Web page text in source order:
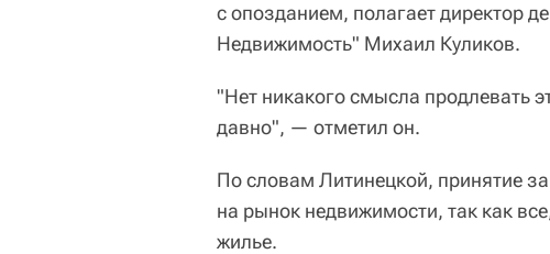
с опозданием, полагает директор
Недвижимость" Михаил Куликов.
"Нет никакого смысла продлевать
давно", — отметил он.
По словам Литинецкой, принятие
на рынок недвижимости, так как
жилье.